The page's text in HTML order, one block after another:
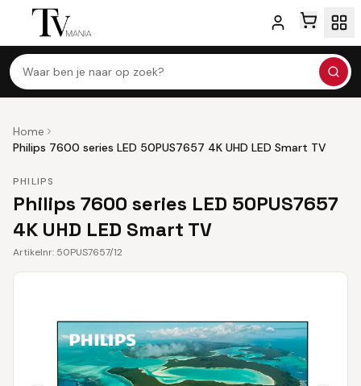
Waar ben je naar op zoek?
Home
Philips 7600 series LED 50PUS7657 4K UHD LED Smart TV
PHILIPS
Philips 7600 series LED 50PUS7657
4K UHD LED Smart TV
Artikelnr: 50PUS7657/12